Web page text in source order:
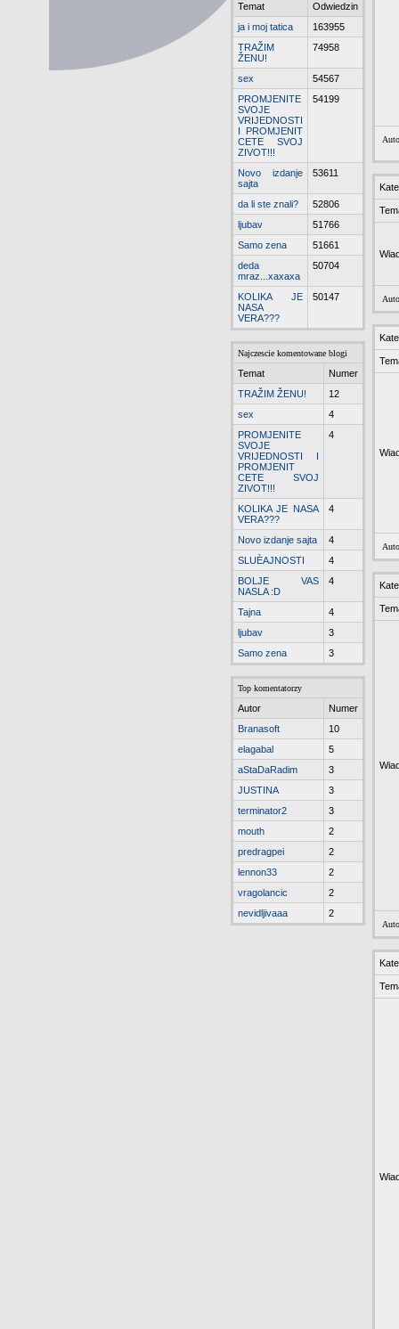
Temat
Odwiedzin
ja i moj tatica
163955
TRAŽIM
ŽENU!
74958
sex
54567
PROMJENITE
SVOJE
VRIJEDNOSTI
I PROMJENIT
CETE SVOJ
ZIVOT!!!
54199
Novo izdanje
sajta
53611
da li ste znali?
52806
ljubav
51766
Samo zena
51661
deda
mraz...xaxaxa
50704
KOLIKA JE
NASA
VERA???
50147
Najczescie komentowane blogi
Temat
Numer
TRAŽIM ŽENU!
12
sex
4
PROMJENITE
SVOJE
VRIJEDNOSTI I
PROMJENIT
CETE SVOJ
ZIVOT!!!
4
KOLIKA JE NASA
VERA???
4
Novo izdanje sajta
4
SLUÈAJNOSTI
4
BOLJE VAS
NASLA :D
4
Tajna
4
ljubav
3
Samo zena
3
Top komentatorzy
Autor
Numer
Branasoft
10
elagabal
5
aStaDaRadim
3
JUSTINA
3
terminator2
3
mouth
2
predragpei
2
lennon33
2
vragolancic
2
nevidljivaaa
2